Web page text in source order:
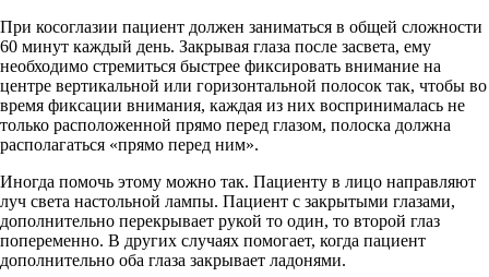
При косоглазии пациент должен заниматься в общей сложности
60 минут каждый день. Закрывая глаза после засвета, ему
необходимо стремиться быстрее фиксировать внимание на
центре вертикальной или горизонтальной полосок так, чтобы во
время фиксации внимания, каждая из них воспринималась не
только расположенной прямо перед глазом, полоска должна
располагаться «прямо перед ним».
Иногда помочь этому можно так. Пациенту в лицо направляют
луч света настольной лампы. Пациент с закрытыми глазами,
дополнительно перекрывает рукой то один, то второй глаз
попеременно. В других случаях помогает, когда пациент
дополнительно оба глаза закрывает ладонями.